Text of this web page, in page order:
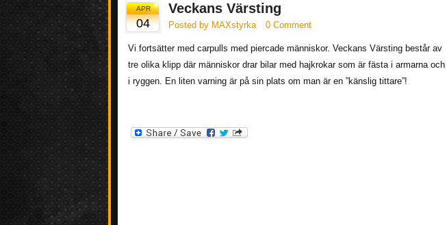
APR
04
Veckans Värsting
Posted by MAXstyrka 0 Comment
Vi fortsätter med carpulls med piercade människor. Veckans Värsting består av
tre olika klipp där människor drar bilar med hajkrokar som är fästa i armarna och
i ryggen. En liten varning är på sin plats om man är en ”känslig tittare”!